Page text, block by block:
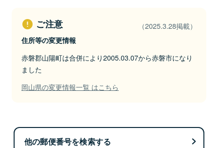
ご注意 （2025.3.28掲載）
住所等の変更情報
赤磐郡山陽町は合併により2005.03.07から赤磐市になり
ました
岡山県の変更情報一覧 はこちら
他の郵便番号を検索する